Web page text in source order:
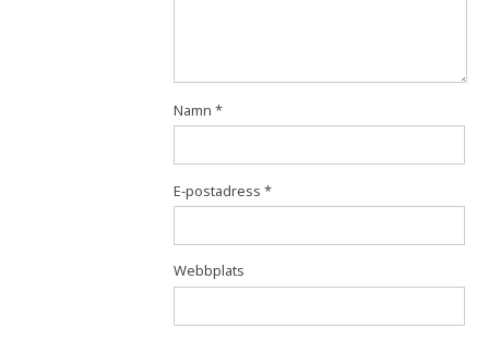
Namn *
E-postadress *
Webbplats